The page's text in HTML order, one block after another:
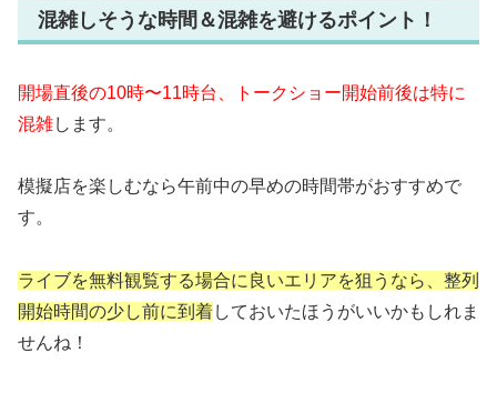
混雑しそうな時間＆混雑を避けるポイント！
開場直後の10時〜11時台、トークショー開始前後は特に
混雑します。
模擬店を楽しむなら午前中の早めの時間帯がおすすめで
す。
ライブを無料観覧する場合に良いエリアを狙うなら、整列
開始時間の少し前に到着しておいたほうがいいかもしれま
せんね！